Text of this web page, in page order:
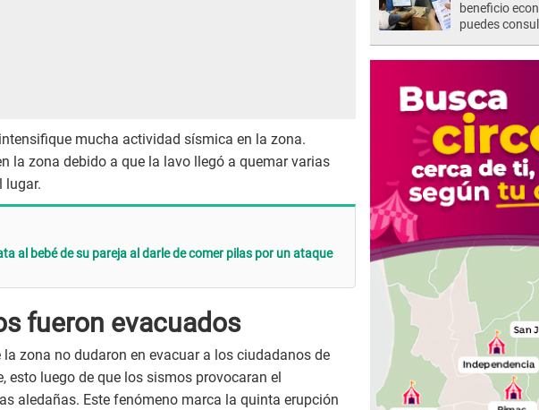
mucha actividad sísmica en la zona.
la zona debido a que la lavo llegó a quemar varias
lugar.
al bebé de su pareja al darle de comer pilas por un ataque
fueron evacuados
zona no dudaron en evacuar a los ciudadanos de
esto luego de que los sismos provocaran el
aledañas. Este fenómeno marca la quinta erupción
beneficio
puedes